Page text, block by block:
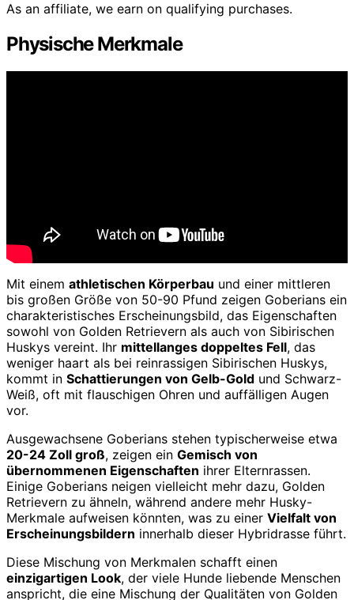
As an affiliate, we earn on qualifying purchases.
Physische Merkmale
Mit einem athletischen Körperbau und einer mittleren
bis großen Größe von 50-90 Pfund zeigen Goberians ein
charakteristisches Erscheinungsbild, das Eigenschaften
sowohl von Golden Retrievern als auch von Sibirischen
Huskys vereint. Ihr mittellanges doppeltes Fell, das
weniger haart als bei reinrassigen Sibirischen Huskys,
kommt in Schattierungen von Gelb-Gold und Schwarz-
Weiß, oft mit flauschigen Ohren und auffälligen Augen
vor.
Ausgewachsene Goberians stehen typischerweise etwa
20-24 Zoll groß, zeigen ein Gemisch von
übernommenen Eigenschaften ihrer Elternrassen.
Einige Goberians neigen vielleicht mehr dazu, Golden
Retrievern zu ähneln, während andere mehr Husky-
Merkmale aufweisen könnten, was zu einer Vielfalt von
Erscheinungsbildern innerhalb dieser Hybridrasse führt.
Diese Mischung von Merkmalen schafft einen
einzigartigen Look, der viele Hunde liebende Menschen
anspricht, die eine Mischung der Qualitäten von Golden